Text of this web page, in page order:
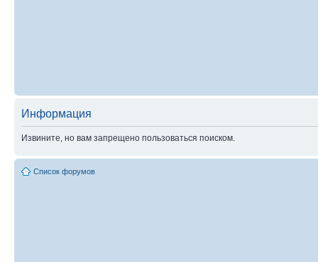
Информация
Извините, но вам запрещено пользоваться поиском.
Список форумов